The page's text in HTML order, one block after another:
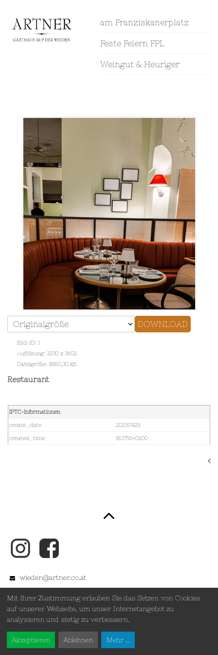
am Franziskanerplatz
Feste Feiern FPL
Weingut & Heuriger
Bild-ID: 1
Auflösung: 3230 x 3602
Dateigröße: 1880,30 kB
Restaurant
IPTC-Informationen
create_date 20230929
created_time 183756+0200
wieden@artner.co.at
Wir sind auf Sommerpause
Floragasse 6, 1040 Wien
Mit Ihrer Zustimmung erlauben Sie das Setzen von Cookies
auf unserer Webseite, um unser Internetangebot zu
analysieren und stetig zu verbessern.
Akzeptieren Ablehnen Mehr ...